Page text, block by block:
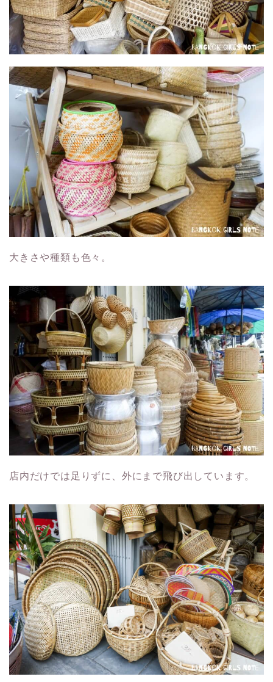
大きさや種類も色々。
店内だけでは足りずに、外にまで飛び出しています。